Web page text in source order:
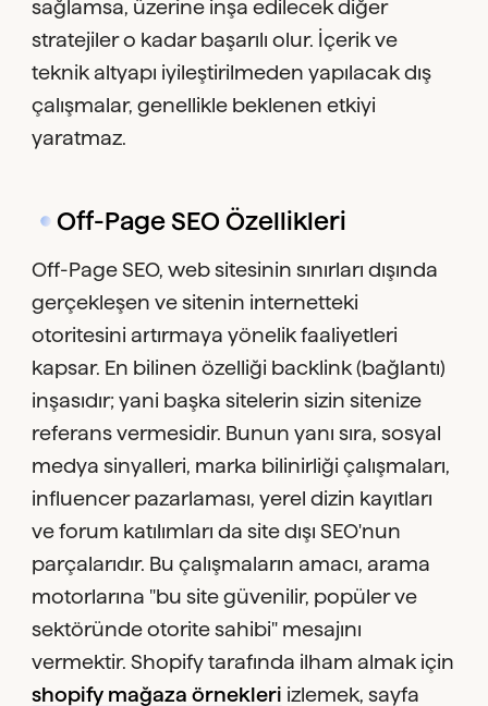
sağlamsa, üzerine inşa edilecek diğer
stratejiler o kadar başarılı olur. İçerik ve
teknik altyapı iyileştirilmeden yapılacak dış
çalışmalar, genellikle beklenen etkiyi
yaratmaz.
Off-Page SEO Özellikleri
Off-Page SEO, web sitesinin sınırları dışında
gerçekleşen ve sitenin internetteki
otoritesini artırmaya yönelik faaliyetleri
kapsar. En bilinen özelliği backlink (bağlantı)
inşasıdır; yani başka sitelerin sizin sitenize
referans vermesidir. Bunun yanı sıra, sosyal
medya sinyalleri, marka bilinirliği çalışmaları,
influencer pazarlaması, yerel dizin kayıtları
ve forum katılımları da site dışı SEO'nun
parçalarıdır. Bu çalışmaların amacı, arama
motorlarına "bu site güvenilir, popüler ve
sektöründe otorite sahibi" mesajını
vermektir. Shopify tarafında ilham almak için
shopify mağaza örnekleri izlemek, sayfa